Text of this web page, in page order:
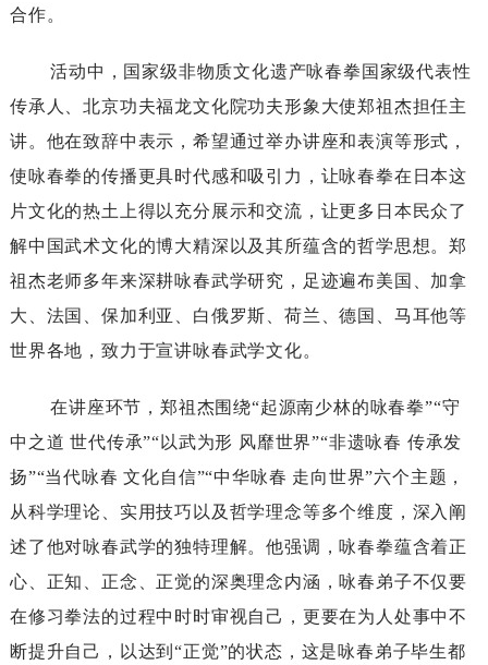
合作。
活动中，国家级非物质文化遗产咏春拳国家级代表性
传承人、北京功夫福龙文化院功夫形象大使郑祖杰担任主
讲。他在致辞中表示，希望通过举办讲座和表演等形式，
使咏春拳的传播更具时代感和吸引力，让咏春拳在日本这
片文化的热土上得以充分展示和交流，让更多日本民众了
解中国武术文化的博大精深以及其所蕴含的哲学思想。郑
祖杰老师多年来深耕咏春武学研究，足迹遍布美国、加拿
大、法国、保加利亚、白俄罗斯、荷兰、德国、马耳他等
世界各地，致力于宣讲咏春武学文化。
在讲座环节，郑祖杰围绕“起源南少林的咏春拳”“守
中之道世代传承”“以武为形风靡世界”“非遗咏春传承发
扬”“当代咏春文化自信”“中华咏春走向世界”六个主题，
从科学理论、实用技巧以及哲学理念等多个维度，深入阐
述了他对咏春武学的独特理解。他强调，咏春拳蕴含着正
心、正知、正念、正觉的深奥理念内涵，咏春弟子不仅要
在修习拳法的过程中时时审视自己，更要在为人处事中不
断提升自己，以达到“正觉”的状态，这是咏春弟子毕生都